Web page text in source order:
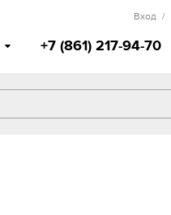
+7 (861) 217-94-70
Вход /